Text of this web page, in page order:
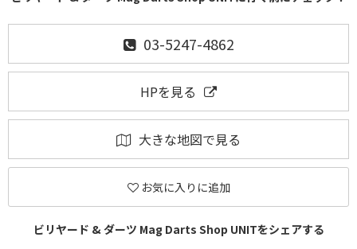
03-5247-4862
HPを見る
大きな地図で見る
お気に入りに追加
ビリヤード & ダーツ Mag Darts Shop UNITをシェアする